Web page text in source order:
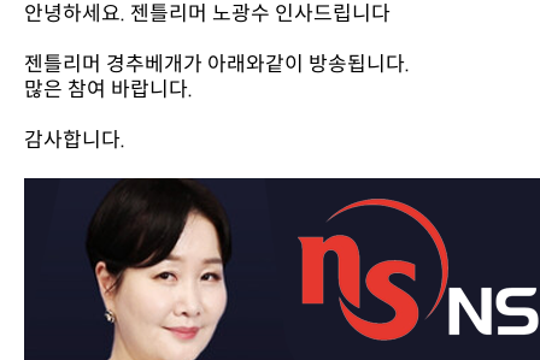
안녕하세요. 젠틀리머 노광수 인사드립니다
젠틀리머 경추베개가 아래와같이 방송됩니다.
많은 참여 바랍니다.
감사합니다.